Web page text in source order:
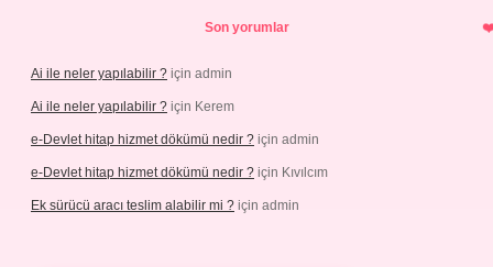
Son yorumlar
Ai ile neler yapılabilir ? için admin
Ai ile neler yapılabilir ? için Kerem
e-Devlet hitap hizmet dökümü nedir ? için admin
e-Devlet hitap hizmet dökümü nedir ? için Kıvılcım
Ek sürücü aracı teslim alabilir mi ? için admin